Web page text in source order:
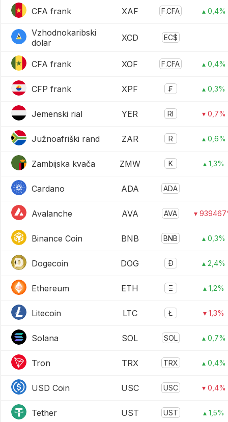
CFA frank XAF F.CFA ▴ 0,4%
Vzhodnokaribski
dolar
XCD EC$
CFA frank XOF F.CFA ▴ 0,4%
CFP frank XPF ₣ ▴ 0,3%
Jemenski rial YER Rl ▾ 0,7%
Južnoafriški rand ZAR R ▴ 0,6%
Zambijska kvača ZMW K ▴ 1,3%
Cardano ADA ADA
Avalanche AVA AVA ▾
Binance Coin BNB BNB ▴ 0,3%
Dogecoin DOG Ð ▴ 2,4%
Ethereum ETH Ξ ▴ 1,2%
Litecoin LTC Ł ▾ 1,3%
Solana SOL SOL ▴ 0,7%
Tron TRX TRX ▴ 0,4%
USD Coin USC USC ▾ 0,4%
Tether UST UST ▴ 1,5%